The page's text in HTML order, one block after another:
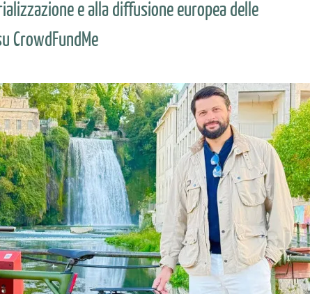
e alla diffusione europea delle
CrowdFundMe